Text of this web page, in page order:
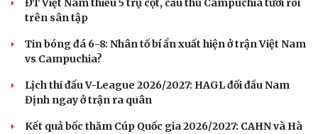
ĐT Việt Nam thiếu 5 trụ cột, cầu thủ Campuchia tươi rói
trên sân tập
Tin bóng đá 6-8: Nhân tố bí ẩn xuất hiện ở trận Việt Nam
vs Campuchia?
Lịch thi đấu V-League 2026/2027: HAGL đối đầu Nam
Định ngay ở trận ra quân
Kết quả bốc thăm Cúp Quốc gia 2026/2027: CAHN và Hà